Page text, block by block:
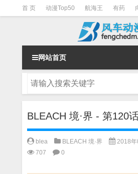
首 页 动漫Top50 航海王 有药
一拳超人 柯南 阴
网站首页
BLEACH 境·界 - 第120
blea BLEACH 境·界
2018
707
0